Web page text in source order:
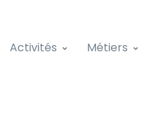
Activités Métiers